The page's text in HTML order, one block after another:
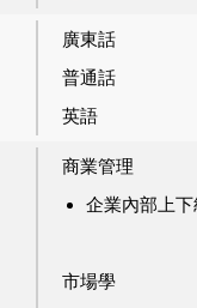
廣東話
普通話
英語
商業管理
企業內部上
市場學